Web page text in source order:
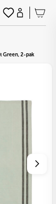
Green, 2-pak